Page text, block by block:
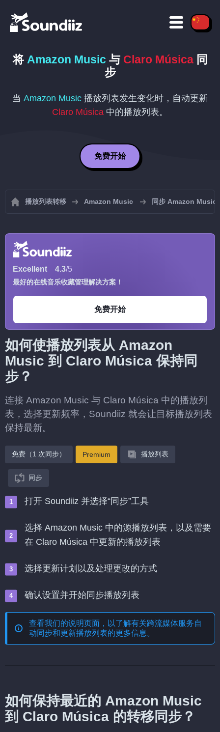
将 Amazon Music 与 Claro Música同
步
当 Amazon Music 播放列表发生变化时，自动更新
Claro Música 中的播放列表。
免费开始
播放列表转移 Amazon Music 同步 Amazon Music
Excellent 4.3/5
最好的在线音乐收藏管理解决方案！
免费开始
如何使播放列表从 Amazon
Music 到 Claro Música 保持同
步？
连接 Amazon Music 与 Claro Música 中的播放列
表，选择更新频率，Soundiiz 就会让目标播放列表
保持最新。
免费（1 次同步） Premium 播放列表
同步
打开 Soundiiz 并选择“同步”工具
选择 Amazon Music 中的源播放列表，以及需要
在 Claro Música 中更新的播放列表
选择更新计划以及处理更改的方式
确认设置并开始同步播放列表
查看我们的说明页面，以了解有关跨流媒体服务自
动同步和更新播放列表的更多信息。
如何保持最近的 Amazon Music
到 Claro Música 的转移同步？